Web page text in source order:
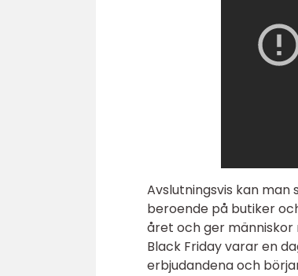
Avslutningsvis kan
beroende på butiker
året och ger
Black Friday varar en
erbjudandena och